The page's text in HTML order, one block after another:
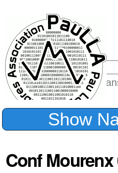
Chercher par
Seulement
Recherche
Show
Conf Mourenx